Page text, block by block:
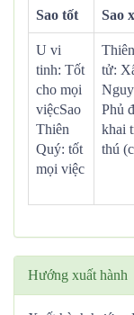
Sao tốt Sao
U vi
tinh: Tốt
cho mọi
việcSao
Thiên
Quý: tốt
mọi việc
tử:
Phủ
khai
thú
Hướng xuất hành